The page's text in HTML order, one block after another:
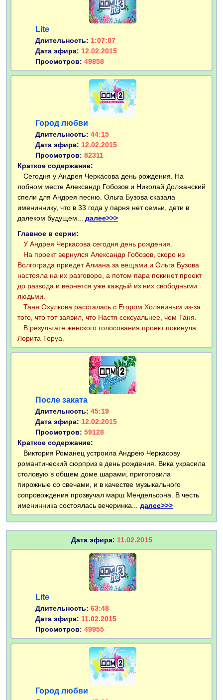
Lite
Длительность: 1:07:07
Дата эфира: 12.02.2015
Просмотров: 49858
Город любви
Длительность: 44:15
Дата эфира: 12.02.2015
Просмотров: 82311
Краткое содержание:
Сегодня у Андрея Черкасова день рождения. На
лобном месте Александр Гобозов и Николай Должанский
спели для Андрея песню. Ольга Бузова сказала
имениннику, что в 33 года у парня нет семьи, дети в
далеком будущем... далее>>>
Главное в серии:
У Андрея Черкасова сегодня день рождения.
На проект вернулся Александр Гобозов, скоро из
Волгограда приедет Алиана за вещами и Ольга Бузова
настояла на их разговоре, а потом пара покинет проект
до развода и вернется уже каждый из них свободными
людьми.
Таня Охулкова рассталась с Егором Холявиным из-за
того, что тот заявил, что Настя сексуальнее, чем Таня.
В результате женского голосования проект покинула
Лорита Торуа.
После заката
Длительность: 45:19
Дата эфира: 12.02.2015
Просмотров: 59128
Краткое содержание:
Виктория Романец устроила Андрею Черкасову
романтический сюрприз в день рождения. Вика украсила
столовую в общем доме шарами, приготовила
пирожные со свечами, и в качестве музыкального
сопровождения прозвучал марш Мендельсона. В честь
именинника состоялась вечеринка... далее>>>
Дата эфира: 11.02.2015
Lite
Длительность: 63:48
Дата эфира: 11.02.2015
Просмотров: 49955
Город любви